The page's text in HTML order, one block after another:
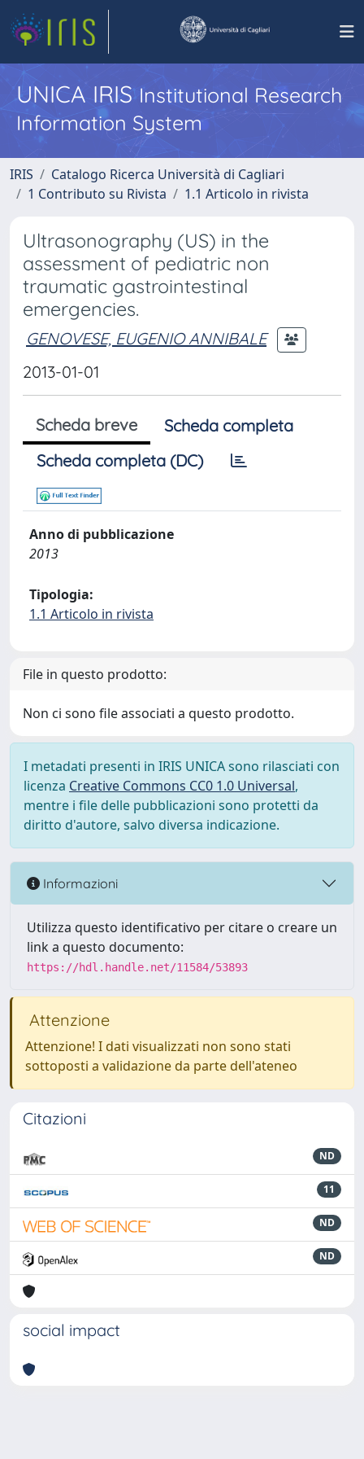
UNICA IRISInstitutional Research
Information System
IRIS
Catalogo Ricerca Università di Cagliari
1 Contributo su Rivista
1.1 Articolo in rivista
Ultrasonography (US) in the
assessment of pediatric non
traumatic gastrointestinal
emergencies.
GENOVESE, EUGENIO ANNIBALE
2013-01-01
Scheda breve
Scheda completa
Scheda completa (DC)
Anno di pubblicazione
2013
Tipologia:
1.1 Articolo in rivista
File in questo prodotto:
Non ci sono file associati a questo prodotto.
I metadati presenti in IRIS UNICA sono rilasciati con
licenza Creative Commons CC0 1.0 Universal,
mentre i file delle pubblicazioni sono protetti da
diritto d'autore, salvo diversa indicazione.
Informazioni
Utilizza questo identificativo per citare o creare un
link a questo documento:
https://hdl.handle.net/11584/53893
Attenzione
Attenzione! I dati visualizzati non sono stati
sottoposti a validazione da parte dell'ateneo
Citazioni
ND
11
ND
ND
social impact